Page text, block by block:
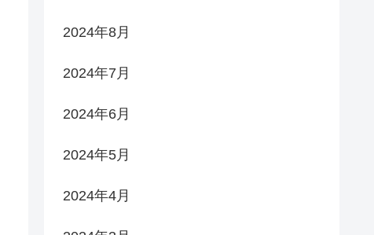
2024年8月
2024年7月
2024年6月
2024年5月
2024年4月